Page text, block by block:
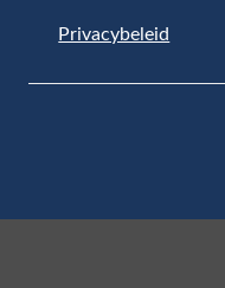
Privacybeleid